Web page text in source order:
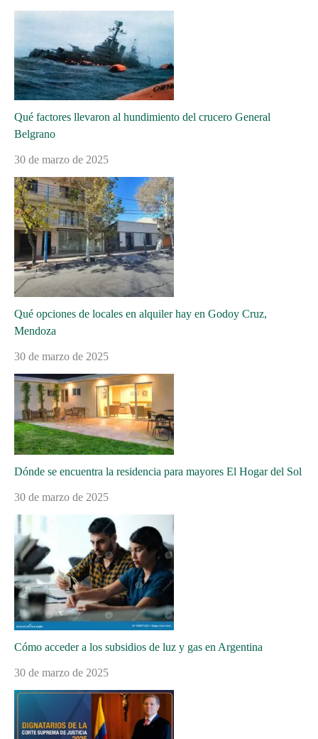
Qué factores llevaron al hundimiento del crucero General
Belgrano
30 de marzo de 2025
Qué opciones de locales en alquiler hay en Godoy Cruz,
Mendoza
30 de marzo de 2025
Dónde se encuentra la residencia para mayores El Hogar del Sol
30 de marzo de 2025
Cómo acceder a los subsidios de luz y gas en Argentina
30 de marzo de 2025